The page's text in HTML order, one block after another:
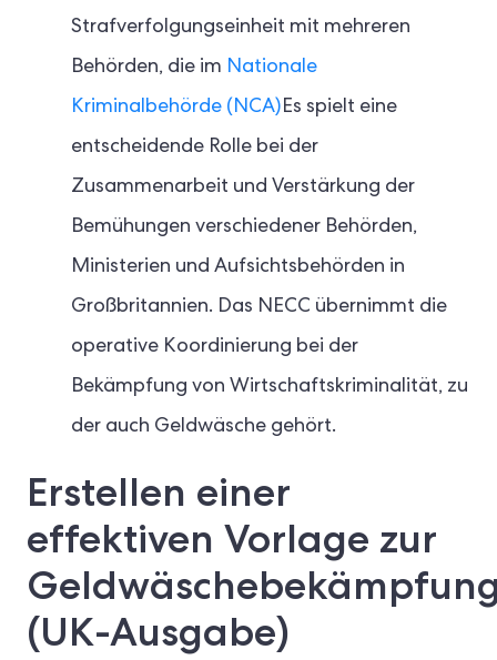
Strafverfolgungseinheit mit mehreren
Behörden, die im Nationale
Kriminalbehörde (NCA)Es spielt eine
entscheidende Rolle bei der
Zusammenarbeit und Verstärkung der
Bemühungen verschiedener Behörden,
Ministerien und Aufsichtsbehörden in
Großbritannien. Das NECC übernimmt die
operative Koordinierung bei der
Bekämpfung von Wirtschaftskriminalität, zu
der auch Geldwäsche gehört.
Erstellen einer
effektiven Vorlage zur
(UK-Ausgabe)